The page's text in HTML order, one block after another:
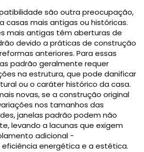
são outra preocupação,
casas mais antigas ou históricas.
mais antigas têm aberturas de
devido a práticas de construção
anteriores. Para essas
padrão geralmente requer
na estrutura, que pode danificar
ou o caráter histórico da casa.
novas, se a construção original
nos tamanhos das
janelas padrão podem não
levando a lacunas que exigem
adicional -
energética e a estética.